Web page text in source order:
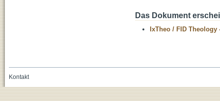
Das Dokument
IxTheo / FID Theology
Kontakt